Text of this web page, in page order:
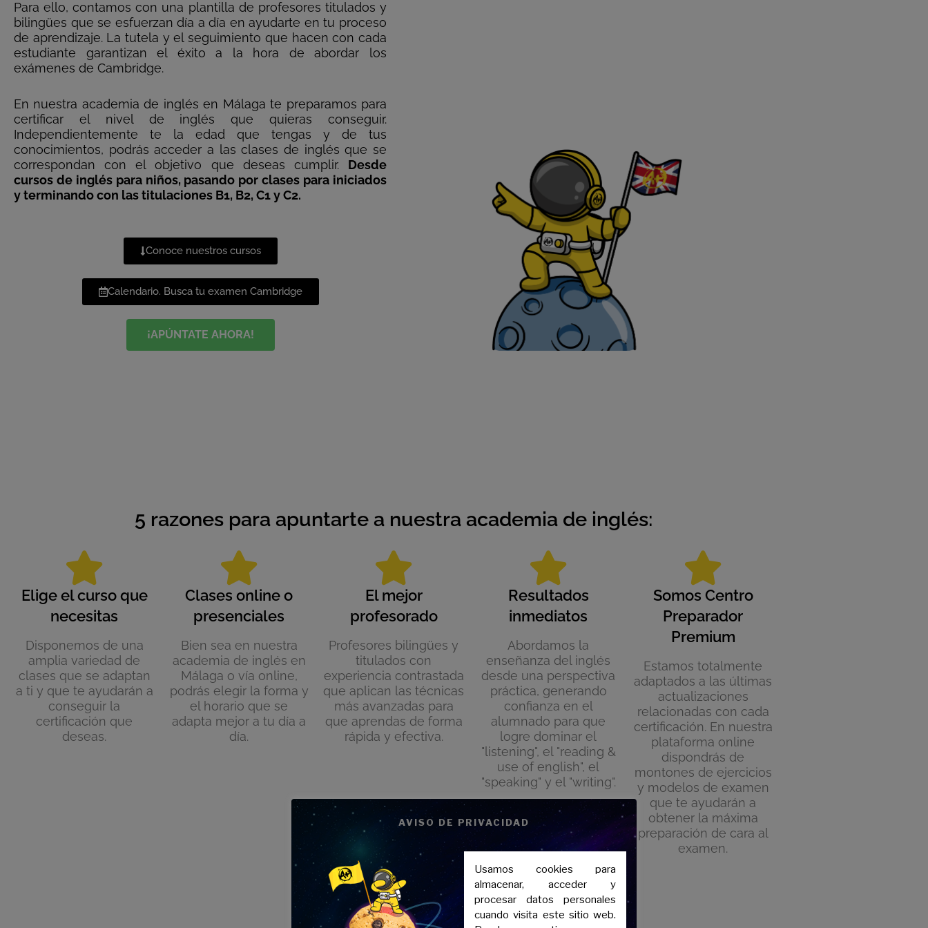
Para ello, contamos con una plantilla de profesores titulados y
bilingües que se esfuerzan día a día en ayudarte en tu proceso
de aprendizaje. La tutela y el seguimiento que hacen con cada
estudiante garantizan el éxito a la hora de abordar los
exámenes de Cambridge.
En nuestra academia de inglés en Málaga te preparamos para
certificar el nivel de inglés que quieras conseguir.
Independientemente te la edad que tengas y de tus
conocimientos, podrás acceder a las clases de inglés que se
correspondan con el objetivo que deseas cumplir. Desde
cursos de inglés para niños, pasando por clases para iniciados
y terminando con las titulaciones B1, B2, C1 y C2.
Conoce nuestros cursos
Calendario. Busca tu examen Cambridge
¡APÚNTATE AHORA!
5 razones para apuntarte a nuestra academia de inglés:
Elige el curso que
necesitas
Disponemos de una
amplia variedad de
clases que se adaptan
a ti y que te ayudarán a
conseguir la
certificación que
deseas.
Clases online o
presenciales
Bien sea en nuestra
academia de inglés en
Málaga o vía online,
podrás elegir la forma y
el horario que se
adapta mejor a tu día a
día.
El mejor
profesorado
Profesores bilingües y
titulados con
experiencia contrastada
que aplican las técnicas
más avanzadas para
que aprendas de forma
rápida y efectiva.
Resultados
inmediatos
Abordamos la
enseñanza del inglés
desde una perspectiva
práctica, generando
confianza en el
alumnado para que
logre dominar el
"listening", el "reading &
use of english", el
"speaking" y el "writing".
Somos Centro
Preparador
Premium
Estamos totalmente
adaptados a las últimas
actualizaciones
relacionadas con cada
certificación. En nuestra
plataforma online
dispondrás de
montones de ejercicios
y modelos de examen
que te ayudarán a
obtener la máxima
preparación de cara al
examen.
AVISO DE PRIVACIDAD
Usamos cookies para
almacenar, acceder y
procesar datos personales
cuando visita este sitio web.